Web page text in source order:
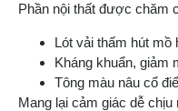
Phần nội thất được chăm
Lót vải thấm hút mồ
Kháng khuẩn, giảm
Tông màu nâu cổ
Mang lại cảm giác dễ